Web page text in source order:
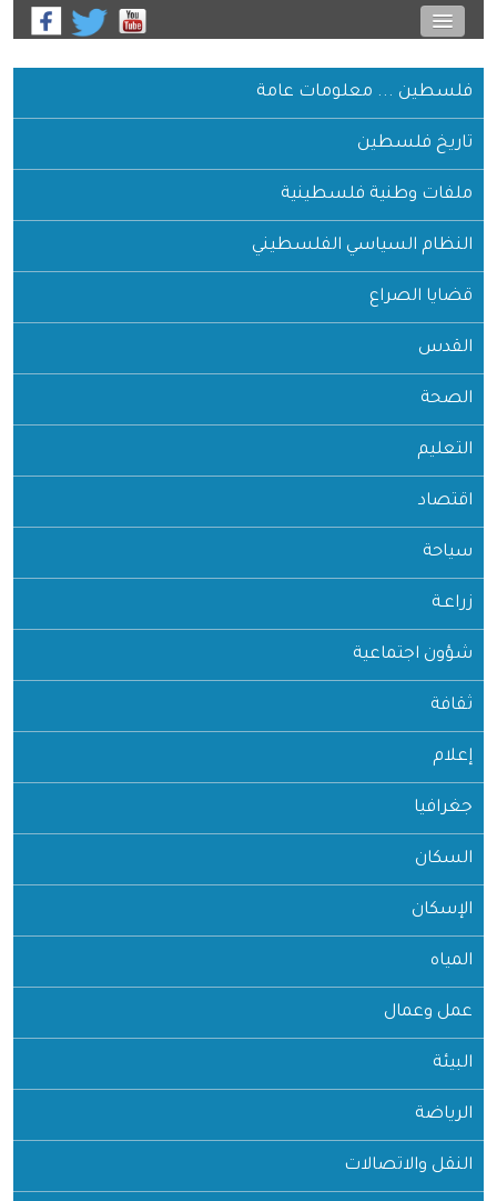
فلسطين ... معلومات عامة
تاريخ فلسطين
ملفات وطنية فلسطينية
النظام السياسي الفلسطيني
قضايا الصراع
القدس
الصحة
التعليم
اقتصاد
سياحة
زراعـة
شؤون اجتماعية
ثقافة
إعلام
جغرافيا
السكان
الإسكان
المياه
عمل وعمال
البيئة
الرياضة
النقل والاتصالات